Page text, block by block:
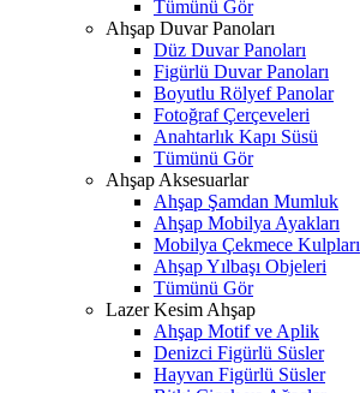
Tümünü Gör
Ahşap Duvar Panoları
Düz Duvar Panoları
Figürlü Duvar Panoları
Boyutlu Rölyef Panolar
Fotoğraf Çerçeveleri
Anahtarlık Kapı Süsü
Tümünü Gör
Ahşap Aksesuarlar
Ahşap Şamdan Mumluk
Ahşap Mobilya Ayakları
Mobilya Çekmece Kulpları
Ahşap Yılbaşı Objeleri
Tümünü Gör
Lazer Kesim Ahşap
Ahşap Motif ve Aplik
Denizci Figürlü Süsler
Hayvan Figürlü Süsler